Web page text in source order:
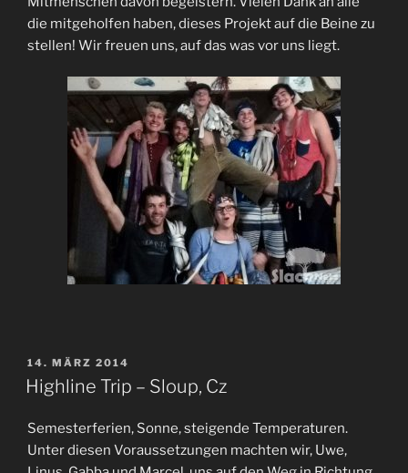
die mitgeholfen haben, dieses Projekt auf die Beine zu
stellen! Wir freuen uns, auf das was vor uns liegt.
VERÖFFENTLICHT
AM
14. MÄRZ 2014
Highline Trip – Sloup, Cz
Semesterferien, Sonne, steigende Temperaturen.
Unter diesen Voraussetzungen machten wir, Uwe,